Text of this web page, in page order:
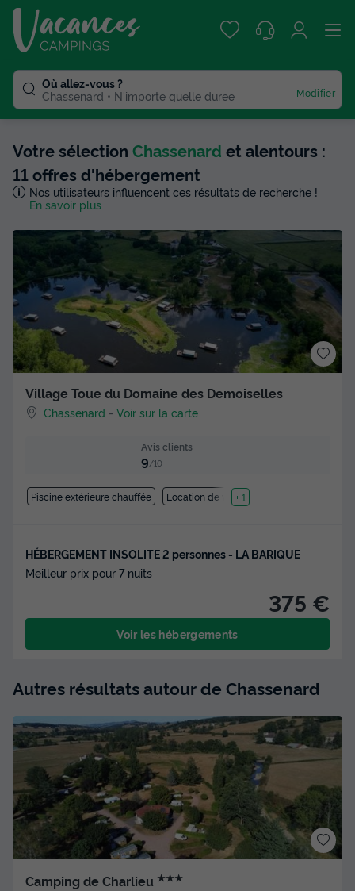
Où allez-vous ?
Chassenard
N'importe quelle duree Modifier
Votre sélection Chassenard et alentours :
11 offres d'hébergement
Nos utilisateurs influencent ces résultats de recherche !
En savoir plus
Village Toue du Domaine des Demoiselles
Chassenard -Voir sur la carte
Avis clients
9/10
Piscine extérieure chauffée Location de vélos
+ 1
HÉBERGEMENT INSOLITE 2 personnes - LA BARIQUE
Meilleur prix pour 7 nuits
375 €
Voir les hébergements
Autres résultats autour de Chassenard
Camping de Charlieu ★★★